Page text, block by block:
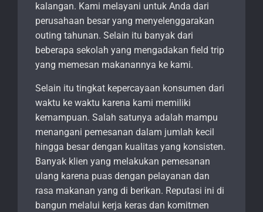
kalangan. Kami melayani untuk Anda dari
perusahaan besar yang menyelenggarakan
outing tahunan. Selain itu banyak dari
beberapa sekolah yang mengadakan field trip
yang memesan makanannya ke kami.
Selain itu tingkat kepercayaan konsumen dari
waktu ke waktu karena kami memiliki
kemampuan. Salah satunya adalah mampu
menangani pemesanan dalam jumlah kecil
hingga besar dengan kualitas yang konsisten.
Banyak klien yang melakukan pemesanan
ulang karena puas dengan pelayanan dan
rasa makanan yang di berikan. Reputasi ini di
bangun melalui kerja keras dan komitmen